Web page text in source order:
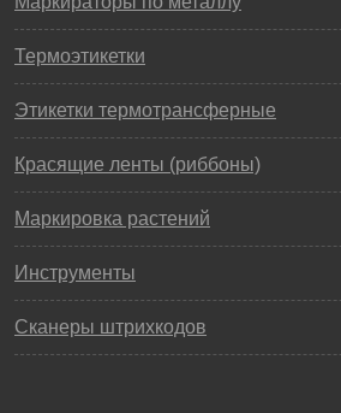
Термоэтикетки
Этикетки термотрансферные
Красящие ленты (риббоны)
Маркировка растений
Инструменты
Сканеры штрихкодов